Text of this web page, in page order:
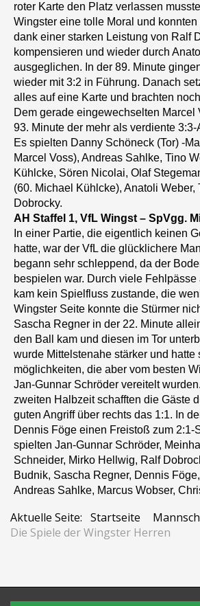
roter Karte den Platz verlassen
Wingster eine tolle Moral und konnten
dank einer starken Leistung von Ralf
kompensieren und wieder durch
ausgeglichen. In der 89. Minute
wieder mit 3:2 in Führung. Danach
alles auf eine Karte und brachten
Dem gerade eingewechselten Marcel
93. Minute der mehr als verdiente 3:3-
Es spielten Danny Schöneck (Tor) -
Marcel Voss), Andreas Sahlke, Tino
Kühlcke, Sören Nicolai, Olaf
(60. Michael Kühlcke), Anatoli Weber,
Dobrocky.
AH Staffel 1, VfL Wingst – SpVgg.
In einer Partie, die eigentlich keinen
hatte, war der VfL die glücklichere
begann sehr schleppend, da der
bespielen war. Durch viele
kam kein Spielfluss zustande, die
Wingster Seite konnte die Stürmer
Sascha Regner in der 22. Minute
den Ball kam und diesen im Tor
wurde Mittelstenahe stärker und hatte
möglichkeiten, die aber vom besten
Jan-Gunnar Schröder vereitelt
zweiten Halbzeit schafften die Gäste
guten Angriff über rechts das 1:1. In
Dennis Föge einen Freistoß zum 2:1-
spielten Jan-Gunnar Schröder,
Schneider, Mirko Hellwig, Ralf
Budnik, Sascha Regner, Dennis
Andreas Sahlke, Marcus Wobser,
Aktuelle Seite: Startseite
Die Spiele der Wingster Herren